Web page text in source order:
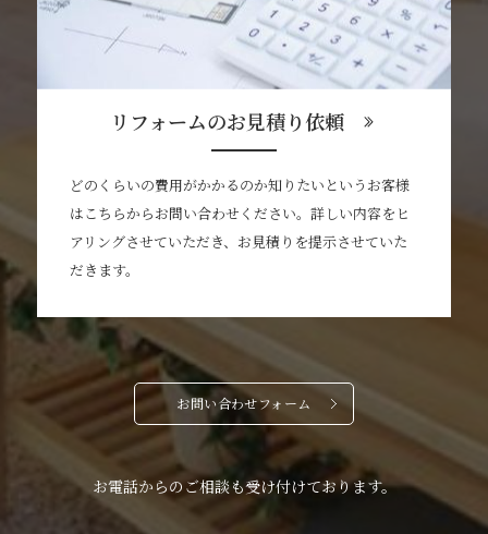
リフォームのお見積り依頼
どのくらいの費用がかかるのか知りたいというお客様
はこちらからお問い合わせください。詳しい内容をヒ
アリングさせていただき、お見積りを提示させていた
だきます。
お問い合わせフォーム
お電話からのご相談も受け付けております。